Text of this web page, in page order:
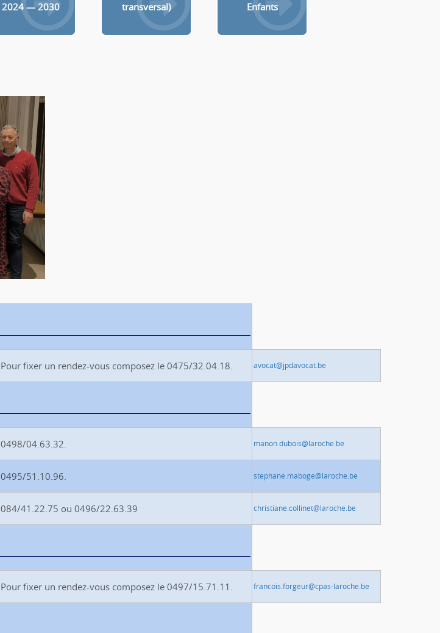
2024 — 2030
transversal)
Enfants
Pour fixer un rendez-vous composez le 0475/32.04.18. avocat@jpdavocat.be
0498/04.63.32. manon.dubois@laroche.be
0495/51.10.96. stephane.maboge@laroche.be
084/41.22.75 ou 0496/22.63.39 christiane.collinet@laroche.be
Pour fixer un rendez-vous composez le 0497/15.71.11. francois.forgeur@cpas-laroche.be